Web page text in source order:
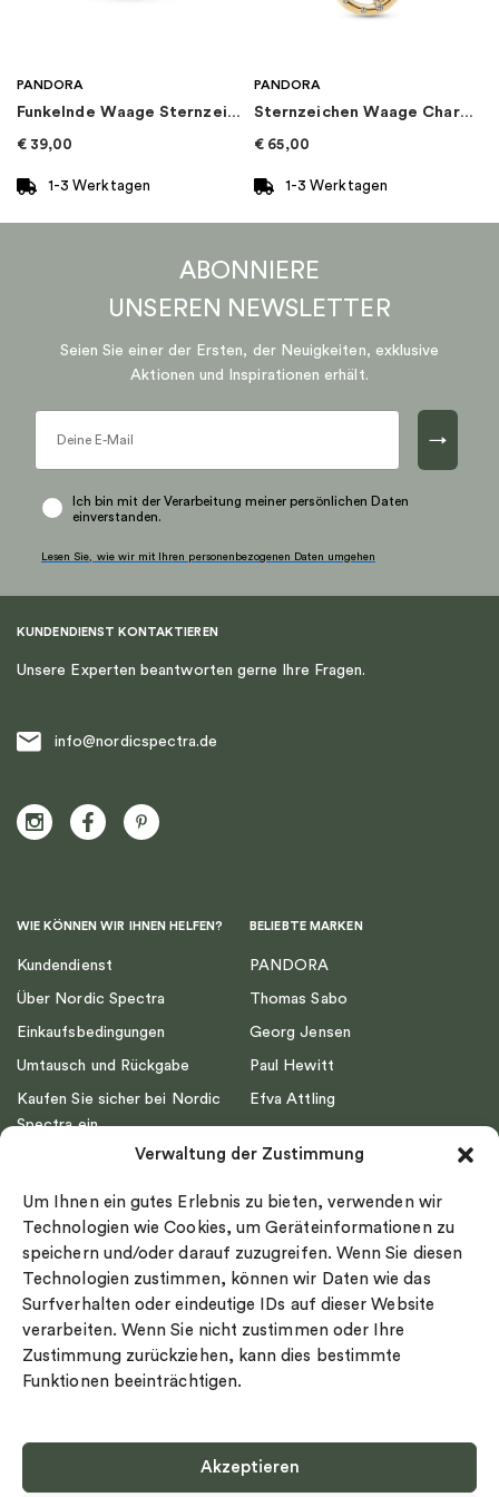
Verwaltung der Zustimmung
Um Ihnen ein gutes Erlebnis zu bieten, verwenden wir
Technologien wie Cookies, um Geräteinformationen zu
speichern und/oder darauf zuzugreifen. Wenn Sie diesen
Technologien zustimmen, können wir Daten wie das
Surfverhalten oder eindeutige IDs auf dieser Website
verarbeiten. Wenn Sie nicht zustimmen oder Ihre
Zustimmung zurückziehen, kann dies bestimmte
Funktionen beeinträchtigen.
Akzeptieren
PANDORA
Funkelnde Waage Sternzeichen-Charm
€ 39,00
1-3 Werktagen
PANDORA
Sternzeichen Waage Charm-Anhänger
€ 65,00
1-3 Werktagen
ABONNIERE
UNSEREN NEWSLETTER
Seien Sie einer der Ersten, der Neuigkeiten, exklusive
Aktionen und Inspirationen erhält.
→
Ich bin mit der Verarbeitung meiner persönlichen Daten
einverstanden.
Lesen Sie, wie wir mit Ihren personenbezogenen Daten umgehen
KUNDENDIENST KONTAKTIEREN
Unsere Experten beantworten gerne Ihre Fragen.
info@nordicspectra.de
WIE KÖNNEN WIR IHNEN HELFEN?
Kundendienst
Über Nordic Spectra
Einkaufsbedingungen
Umtausch und Rückgabe
Kaufen Sie sicher bei Nordic
Spectra ein
Impressum
Ringgröße
Widerrufsrecht
Cookie-policy
Sekretesspolicy
BELIEBTE MARKEN
PANDORA
Thomas Sabo
Georg Jensen
Paul Hewitt
Efva Attling
Drakenberg Sjölin
Nordic Spectra
Select country